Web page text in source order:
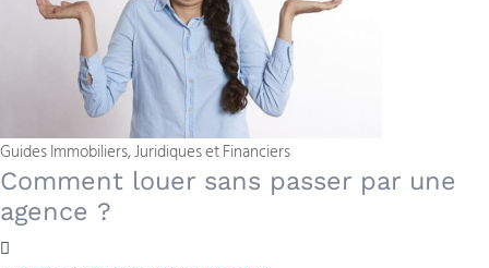
Guides Immobiliers, Juridiques et Financiers
Comment louer sans passer par une
agence ?